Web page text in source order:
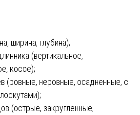
ширина, глубина);
(вертикальное,
косое);
(ровные, неровные, осадненные, с
(острые, закругленные,